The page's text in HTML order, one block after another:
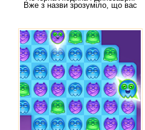
Вже з назви зрозуміло, що вас